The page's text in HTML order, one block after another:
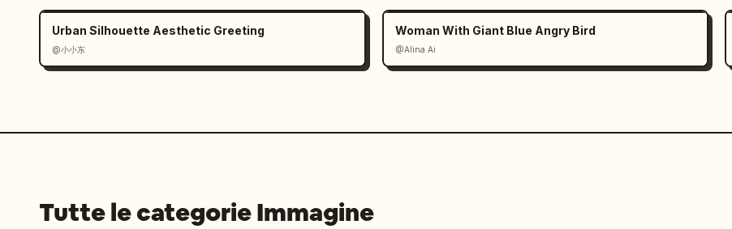
Urban Silhouette Aesthetic Greeting
@小小东
Woman With Giant Blue Angry Bird
@Alina Ai
Tutte le categorie Immagine